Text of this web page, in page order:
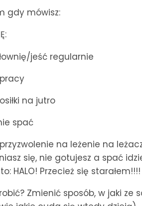
gdy mówisz:
jeść regularnie
na jutro
spać
na leżenie na
się, nie gotujesz a spać
HALO! Przecież się starałem!!!!
Zmienić sposób, w jaki